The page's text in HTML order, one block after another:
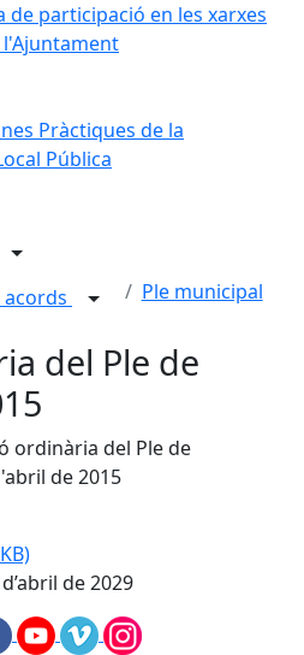
de participació en les xarxes
l'Ajuntament
Pràctiques de la
Pública
acords
Ple municipal
del Ple de
ordinària del Ple de
de 2015
de 2029